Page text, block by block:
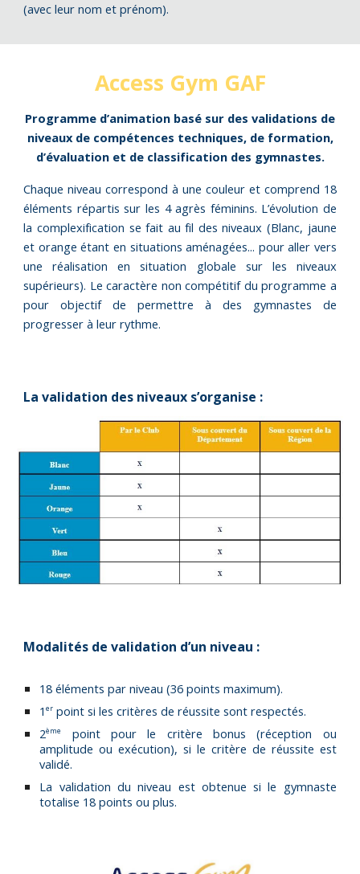
(avec leur nom et prénom).
Access Gym GAF
Programme d’animation basé sur des validations de
niveaux de compétences techniques, de formation,
d’évaluation et de classification des gymnastes.
Chaque niveau correspond à une couleur et comprend 18
éléments répartis sur les 4 agrès féminins. L’évolution de
la complexification se fait au fil des niveaux (Blanc, jaune
et orange étant en situations aménagées... pour aller vers
une réalisation en situation globale sur les niveaux
supérieurs). Le caractère non compétitif du programme a
pour objectif de permettre à des gymnastes de
progresser à leur rythme.
La validation des niveaux s’organise :
Modalités de validation d’un niveau :
18 éléments par niveau (36 points maximum).
1er point si les critères de réussite sont respectés.
2ème
point pour le critère bonus (réception ou
amplitude ou exécution), si le critère de réussite est
validé.
La validation du niveau est obtenue si le gymnaste
totalise 18 points ou plus.